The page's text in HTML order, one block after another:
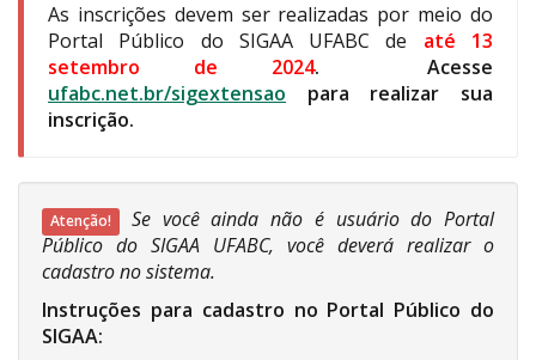
As inscrições devem ser realizadas por meio do
Portal Público do SIGAA UFABC de até 13
setembro de 2024. Acesse
ufabc.net.br/sigextensao para realizar sua
inscrição.
Atenção!
Se você ainda não é usuário do Portal
Público do SIGAA UFABC, você deverá realizar o
cadastro no sistema.
Instruções para cadastro no Portal Público do
SIGAA: